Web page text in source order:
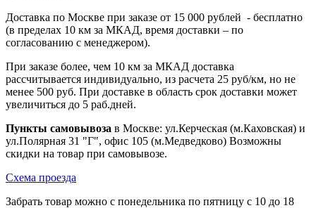
Доставка по Москве при заказе от 15 000 рублей - бесплатно
(в пределах 10 км за МКАД, время доставки – по
согласованию с менеджером).
При заказе более, чем 10 км за МКАД доставка
рассчитывается индивидуально, из расчета 25 руб/км, но не
менее 500 руб. При доставке в область срок доставки может
увеличиться до 5 раб.дней.
Пункты самовывоза в Москве: ул.Керческая (м.Каховская) и
ул.Полярная 31 "Г", офис 105 (м.Медведково) Возможны
скидки на товар при самовывозе.
Схема проезда
Забрать товар можно с понедельника по пятницу с 10 до 18